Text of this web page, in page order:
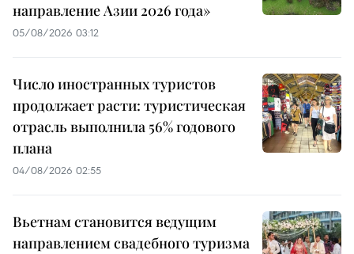
направление Азии 2026 года»
05/08/2026 03:12
Число иностранных туристов
продолжает расти: туристическая
отрасль выполнила 56% годового
плана
04/08/2026 02:55
Вьетнам становится ведущим
направлением свадебного туризма